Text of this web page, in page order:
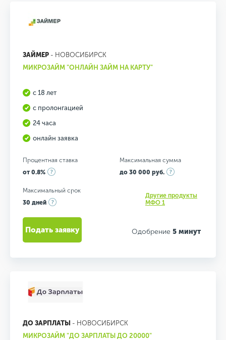
ЗАЙМЕР - НОВОСИБИРСК
МИКРОЗАЙМ "ОНЛАЙН ЗАЙМ НА КАРТУ"
с 18 лет
с пролонгацией
24 часа
онлайн заявка
Процентная ставка
от 0.8%
Максимальная сумма
до 30 000 руб.
Максимальный срок
30 дней
Другие продукты
МФО 1
Одобрение 5 минут
Подать заявку
ДО ЗАРПЛАТЫ - НОВОСИБИРСК
МИКРОЗАЙМ "ДО ЗАРПЛАТЫ ДО 20000"